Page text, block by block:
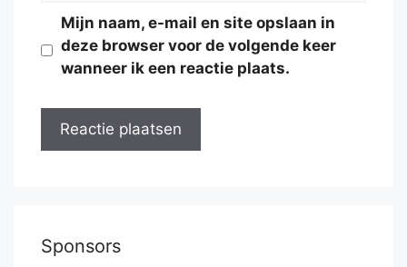
Mijn naam, e-mail en site opslaan in
deze browser voor de volgende keer
wanneer ik een reactie plaats.
Sponsors